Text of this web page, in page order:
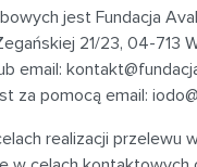
jest Fundacja
21/23, 04-713
email:
za pomocą email:
realizacji przelewu